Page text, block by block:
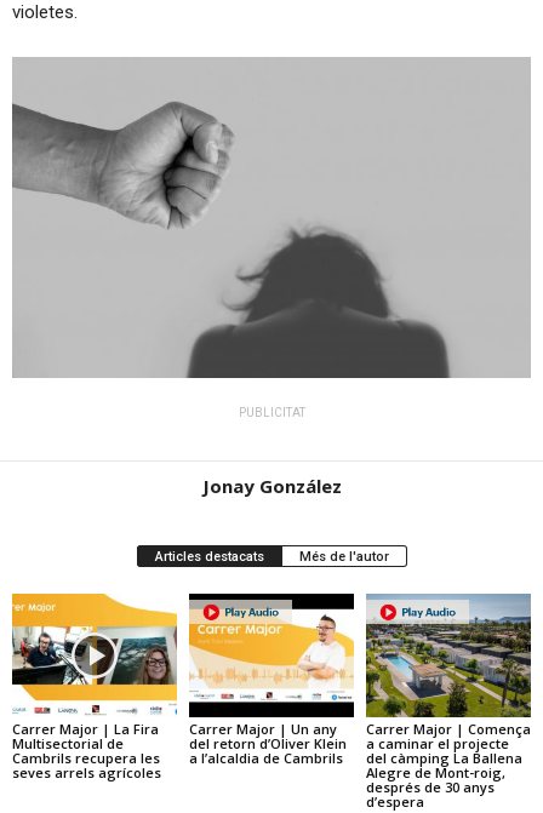
violetes.
PUBLICITAT
Jonay González
Articles destacats Més de l'autor
Carrer Major | La Fira
Multisectorial de
Cambrils recupera les
seves arrels agrícoles
Carrer Major | Un any
del retorn d’Oliver Klein
a l’alcaldia de Cambrils
Carrer Major | Comença
a caminar el projecte
del càmping La Ballena
Alegre de Mont-roig,
després de 30 anys
d’espera